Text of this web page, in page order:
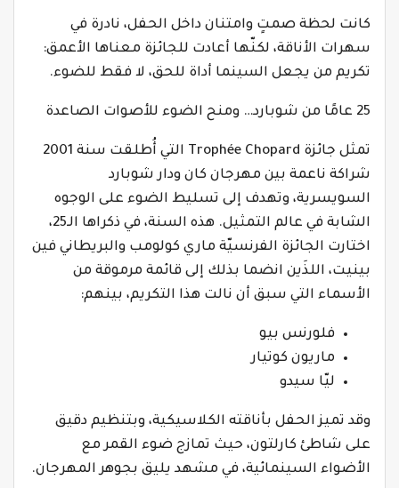
كانت لحظة صمتٍ وامتنان داخل الحفل، نادرة في
سهرات الأناقة، لكنّها أعادت للجائزة معناها الأعمق:
تكريم من يجعل السينما أداة للحق، لا فقط للضوء.
25 عامًا من شوبارد… ومنح الضوء للأصوات الصاعدة
تمثل جائزة Trophée Chopard التي أُطلقت سنة 2001
شراكة ناعمة بين مهرجان كان ودار شوبارد
السويسرية، وتهدف إلى تسليط الضوء على الوجوه
الشابة في عالم التمثيل. هذه السنة، في ذكراها الـ25،
اختارت الجائزة الفرنسيّة ماري كولومب والبريطاني فين
بينيت، اللذَين انضما بذلك إلى قائمة مرموقة من
الأسماء التي سبق أن نالت هذا التكريم، بينهم:
فلورنس بيو
ماريون كوتيار
ليّا سيدو
وقد تميز الحفل بأناقته الكلاسيكية، وبتنظيم دقيق
على شاطئ كارلتون، حيث تمازج ضوء القمر مع
الأضواء السينمائية، في مشهد يليق بجوهر المهرجان.